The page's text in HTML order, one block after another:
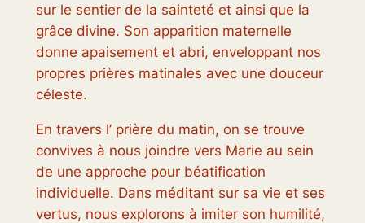
sur le sentier de la sainteté et ainsi que la
grâce divine. Son apparition maternelle
donne apaisement et abri, enveloppant nos
propres prières matinales avec une douceur
céleste.
En travers l’ prière du matin, on se trouve
convives à nous joindre vers Marie au sein
de une approche pour béatification
individuelle. Dans méditant sur sa vie et ses
vertus, nous explorons à imiter son humilité,